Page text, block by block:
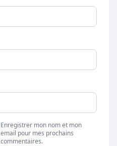
Enregistrer mon nom et mon
email pour mes prochains
commentaires.